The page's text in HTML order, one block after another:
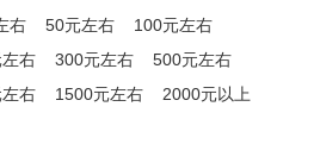
右 50元左右
100元左右
右
300元左右
500元左右
右
1500元左右 2000元以上